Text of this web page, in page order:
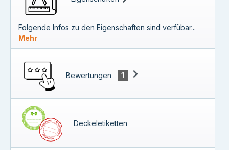
Folgende Infos zu den Eigenschaften sind verfübar...
Mehr
Bewertungen 1
Deckeletiketten